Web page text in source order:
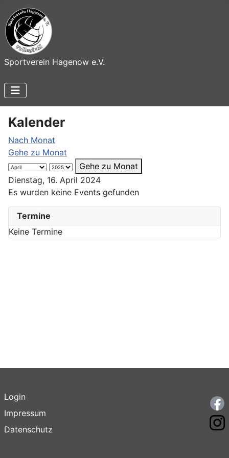
Sportverein Hagenow e.V.
Termine
Keine Termine
Kalender
Nach Monat
Gehe zu Monat
Gehe zu Monat
Dienstag, 16. April 2024
Es wurden keine Events gefunden
Login
Impressum
Datenschutz